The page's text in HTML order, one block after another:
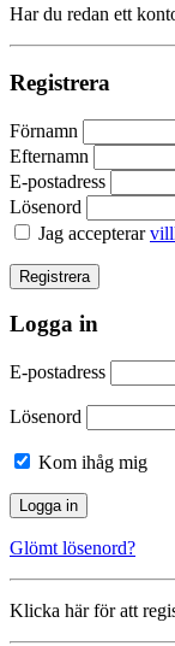
Har du redan ett
Registrera
Förnamn
Efternamn
E-postadress
Lösenord
Jag accepterar
Logga in
E-postadress
Lösenord
Kom ihåg mig
Glömt lösenord?
Klicka här för att